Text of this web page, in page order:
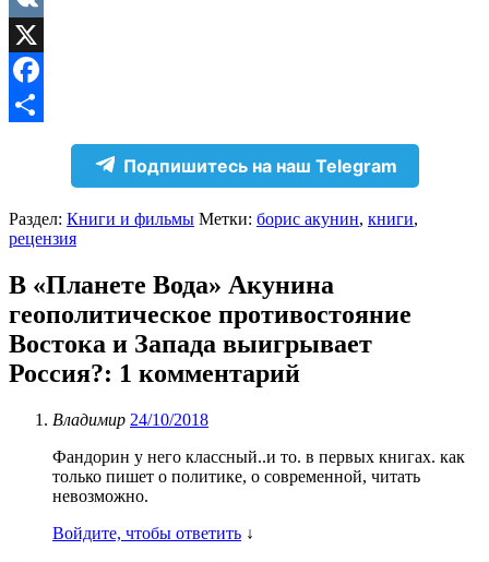
VK
X
Facebook
Подпишитесь на наш Telegram
Раздел: Книги и фильмы Метки: борис акунин, книги,
рецензия
В «Планете Вода» Акунина
геополитическое противостояние
Востока и Запада выигрывает
Россия?: 1 комментарий
Владимир 24/10/2018
Фандорин у него классный..и то. в первых книгах. как
только пишет о политике, о современной, читать
невозможно.
Войдите, чтобы ответить ↓